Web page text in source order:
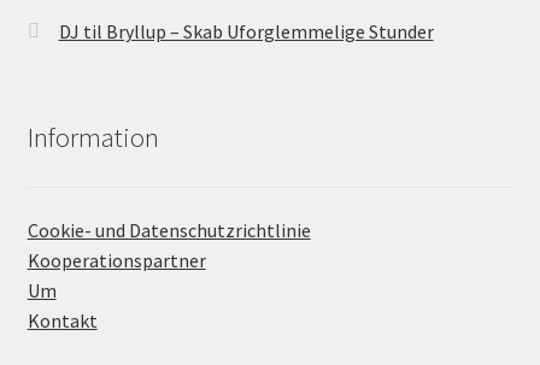
DJ til Bryllup – Skab Uforglemmelige Stunder
Information
Cookie- und Datenschutzrichtlinie
Kooperationspartner
Um
Kontakt